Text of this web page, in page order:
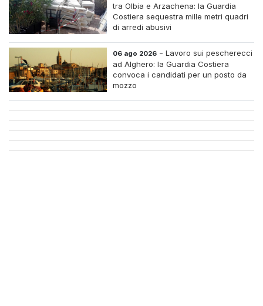
tra Olbia e Arzachena: la Guardia
Costiera sequestra mille metri quadri
di arredi abusivi
06 ago 2026 -Lavoro sui pescherecci
ad Alghero: la Guardia Costiera
convoca i candidati per un posto da
mozzo